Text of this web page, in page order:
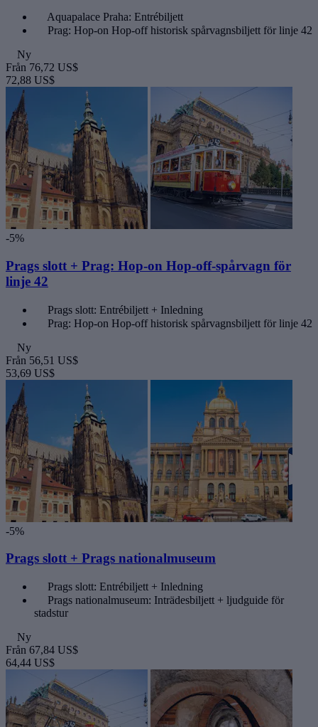
Aquapalace Praha: Entrébiljett
Prag: Hop-on Hop-off historisk spårvagnsbiljett för linje 42
Ny
Från 76,72 US$
72,88 US$
-5%
Prags slott + Prag: Hop-on Hop-off-spårvagn för
linje 42
Prags slott: Entrébiljett + Inledning
Prag: Hop-on Hop-off historisk spårvagnsbiljett för linje 42
Ny
Från 56,51 US$
53,69 US$
-5%
Prags slott + Prags nationalmuseum
Prags slott: Entrébiljett + Inledning
Prags nationalmuseum: Inträdesbiljett + ljudguide för
stadstur
Ny
Från 67,84 US$
64,44 US$